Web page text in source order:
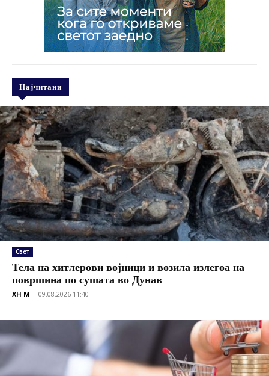
Најчитани
Свет
Тела на хитлерови војници и возила излегоа на
површина по сушата во Дунав
XH M - 09.08.2026 11:40